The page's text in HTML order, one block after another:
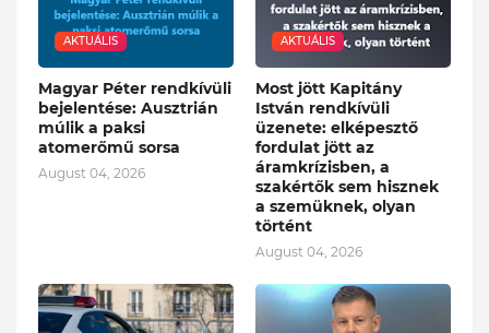
AKTUÁLIS
Magyar Péter rendkívüli
bejelentése: Ausztrián
múlik a paksi
atomerőmű sorsa
August 04, 2026
AKTUÁLIS
Most jött Kapitány
István rendkívüli
üzenete: elképesztő
fordulat jött az
áramkrízisben, a
szakértők sem hisznek
a szemüknek, olyan
történt
August 04, 2026